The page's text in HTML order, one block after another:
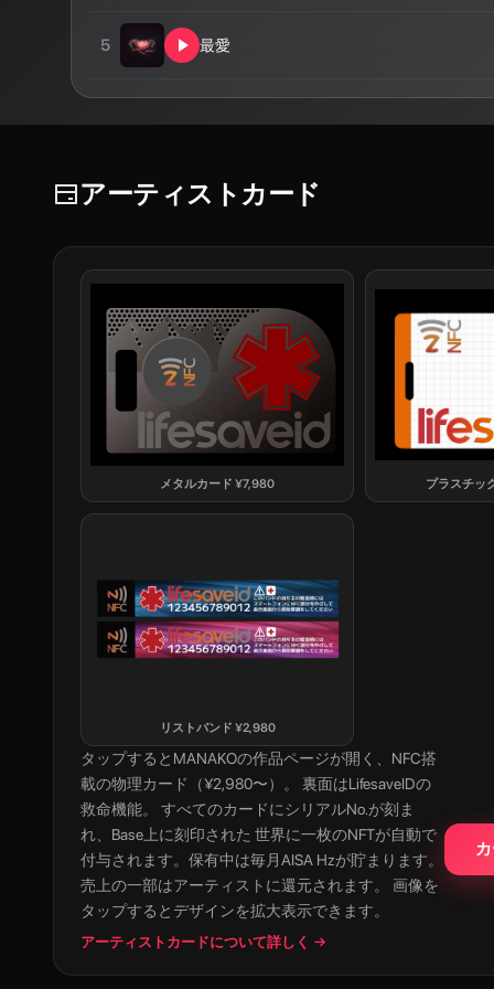
5 最愛
アーティストカード
メタルカード ¥7,980 プラスチッ
リストバンド ¥2,980
タップすると MANAKOの作品ページが開く、NFC搭
載の物理カード（¥2,980〜）。 裏面はLifesaveIDの
救命機能。 すべてのカードにシリアルNo.が刻ま
れ、Base上に刻印された 世界に一枚のNFTが自動で
付与されます。保有中は毎月AISA Hzが貯まります。
売上の一部はアーティストに還元されます。 画像を
タップするとデザインを拡大表示できます。
アーティストカードについて詳しく →